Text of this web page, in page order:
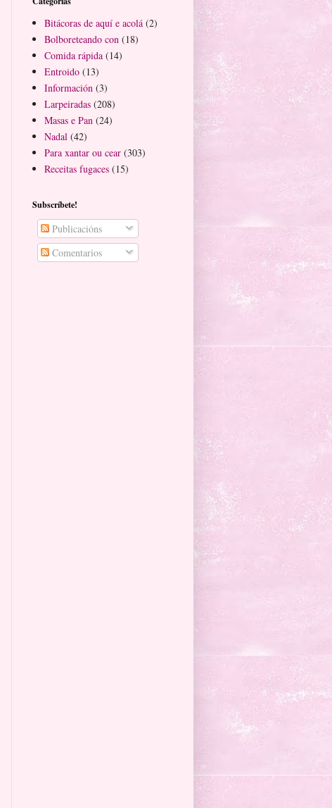
Bitácoras de aquí e acolá (2)
Bolboreteando con (18)
Comida rápida (14)
Entroido (13)
Información (3)
Larpeiradas (208)
Masas e Pan (24)
Nadal (42)
Para xantar ou cear (303)
Receitas fugaces (15)
Subscríbete!
Publicacións
Comentarios